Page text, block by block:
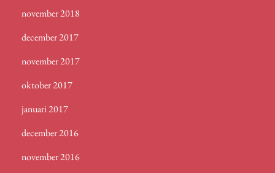
november 2018
december 2017
november 2017
oktober 2017
januari 2017
december 2016
november 2016